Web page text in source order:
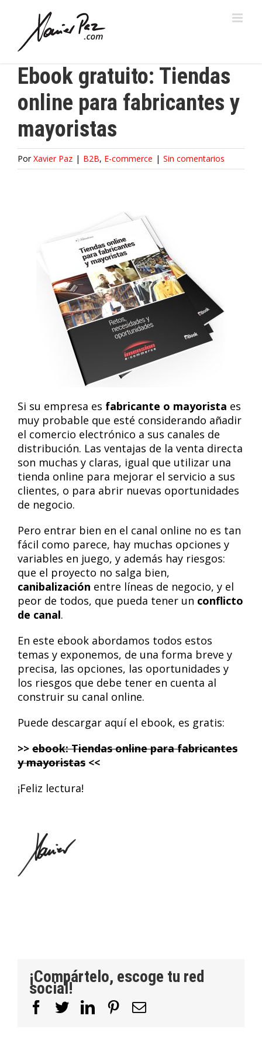
contenido
Ebook gratuito: Tiendas
online para fabricantes y
mayoristas
PorXavier Paz | B2B, E-commerce | Sin comentarios
Si su empresa es fabricante o mayorista es
muy probable que esté considerando añadir
el comercio electrónico a sus canales de
distribución. Las ventajas de la venta directa
son muchas y claras, igual que utilizar una
tienda online para mejorar el servicio a sus
clientes, o para abrir nuevas oportunidades
de negocio.
Pero entrar bien en el canal online no es tan
fácil como parece, hay muchas opciones y
variables en juego, y además hay riesgos:
que el proyecto no salga bien,
canibalización entre líneas de negocio, y el
peor de todos, que pueda tener un conflicto
de canal.
En este ebook abordamos todos estos
temas y exponemos, de una forma breve y
precisa, las opciones, las oportunidades y
los riesgos que debe tener en cuenta al
construir su canal online.
Puede descargar aquí el ebook, es gratis:
>> ebook: Tiendas online para fabricantes
y mayoristas <<
¡Feliz lectura!
¡Compártelo, escoge tu red
social!
Facebook
TwitterLinkedIn
PinterestCorreo